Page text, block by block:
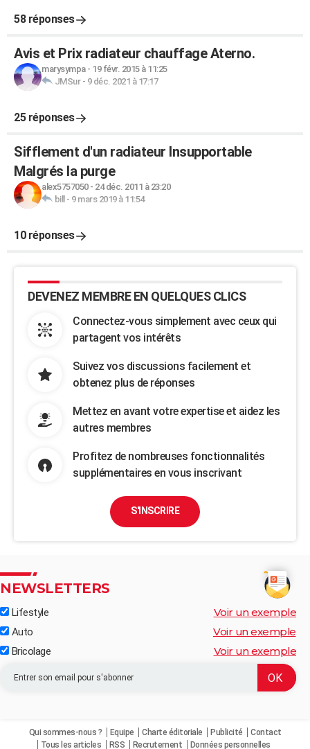
58 réponses
Avis et Prix radiateur chauffage Aterno.
marysympa- 19 févr. 2015 à 11:25
JMSur- 9 déc. 2021 à 17:17
25 réponses
Sifflement d'un radiateur Insupportable
Malgrés la purge
alex5757050- 24 déc. 2011 à 23:20
bill - 9 mars 2019 à 11:54
10 réponses
DEVENEZ MEMBRE EN QUELQUES CLICS
Connectez-vous simplement avec ceux qui
partagent vos intérêts
Suivez vos discussions facilement et
obtenez plus de réponses
Mettez en avant votre expertise et aidez les
autres membres
Profitez de nombreuses fonctionnalités
supplémentaires en vous inscrivant
S'INSCRIRE
NEWSLETTERS
Lifestyle Voir un exemple
Auto Voir un exemple
Bricolage Voir un exemple
Qui sommes-nous ? Equipe Charte éditoriale Publicité
Contact
Tous les articles
RSS Recrutement Données personnelles